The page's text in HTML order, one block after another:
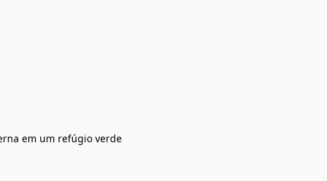
em um refúgio verde